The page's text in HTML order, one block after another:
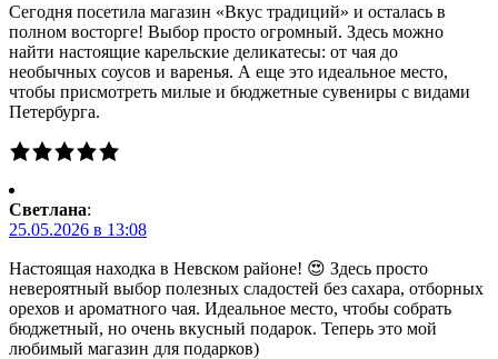
Сегодня посетила магазин «Вкус традиций» и осталась в
полном восторге! Выбор просто огромный. Здесь можно
найти настоящие карельские деликатесы: от чая до
необычных соусов и варенья. А еще это идеальное место,
чтобы присмотреть милые и бюджетные сувениры с видами
Петербурга.
Светлана:
25.05.2026 в 13:08
Настоящая находка в Невском районе! 😍 Здесь просто
невероятный выбор полезных сладостей без сахара, отборных
орехов и ароматного чая. Идеальное место, чтобы собрать
бюджетный, но очень вкусный подарок. Теперь это мой
любимый магазин для подарков)